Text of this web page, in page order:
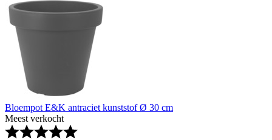
Bloempot E&K antraciet kunststof Ø 30 cm
Meest verkocht